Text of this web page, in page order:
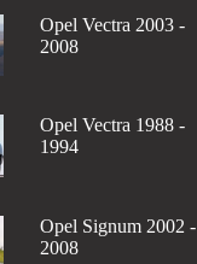
Opel Vectra 2003 -
2008
Opel Vectra 1988 -
1994
Opel Signum 2002 -
2008